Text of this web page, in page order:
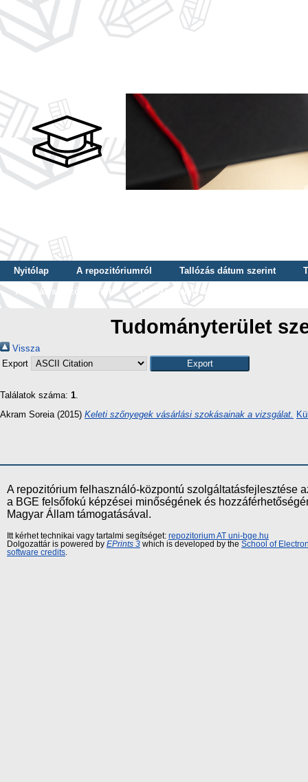
Nyitólap A repozitóriumról Tallózás dátum szerint
Tallózás szerző szerint
Tallózás nyelv szerint
Tudományterület
Vissza
Export
Találatok száma: 1.
Akram Soreia (2015) Keleti szőnyegek vásárlási szokásainak a vizsgálat.
A repozitórium felhasználó-központú szolgáltatásfejlesztése
a BGE felsőfokú képzései minőségének és
Magyar Állam támogatásával.
Itt kérhet technikai vagy tartalmi segítséget: repozitorium AT uni-bge.hu
Dolgozattár is powered by EPrints 3 which is developed by the School of
software credits